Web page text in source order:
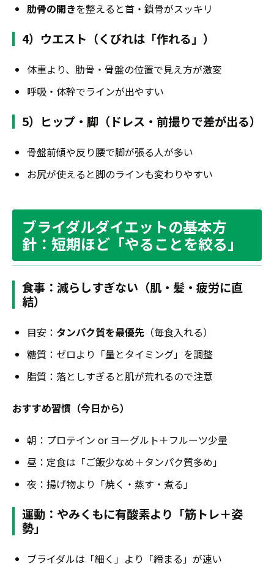
肋骨の開きを整えると首・鎖骨がスッキリ
4）ウエスト（くびれは「作れる」）
体重より、肋骨・骨盤の位置で見え方が激変
呼吸・体幹でラインが出やすい
5）ヒップ・脚（ドレス・前撮りで差が出る）
骨盤前傾や反り腰で脚が張る人が多い
お尻が使えると脚のラインも変わりやすい
ブライダルダイエットの基本方
針：短期ほど「やることを絞る」
食事：減らしすぎない（肌・髪・疲労に直
結）
目安： タンパク質を最優先 （毎食入れる）
糖質：ゼロより「量とタイミング」を調整
脂質：落としすぎると肌が荒れるので注意
おすすめ習慣（今日から）
朝：プロテイン or ヨーグルト＋フルーツ少量
昼：定食は「ご飯少なめ＋タンパク質多め」
夜：揚げ物より「焼く・蒸す・煮る」
運動：やみくもに有酸素より「筋トレ＋姿
勢」
ブライダルは「細く」より「締まる」が速い